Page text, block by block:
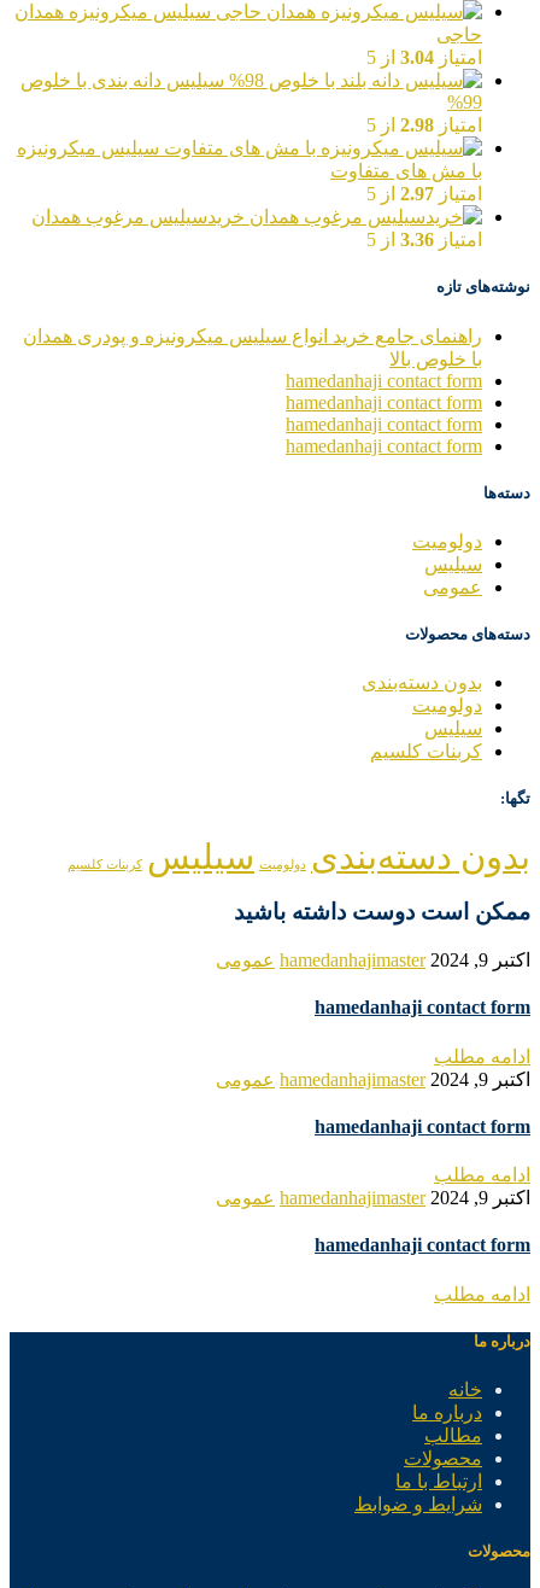
سیلیس میکرونیزه همدان
حاجی
امتیاز 3.04 از 5
سیلیس دانه بندی با خلوص
99%
امتیاز 2.98 از 5
سیلیس میکرونیزه
با مش های متفاوت
امتیاز 2.97 از 5
خریدسیلیس مرغوب همدان
امتیاز 3.36 از 5
نوشته‌های تازه
راهنمای جامع خرید انواع سیلیس میکرونیزه و پودری همدان
با خلوص بالا
hamedanhaji contact form
hamedanhaji contact form
hamedanhaji contact form
hamedanhaji contact form
دسته‌ها
دولومیت
سیلیس
عمومی
دسته‌های محصولات
بدون دسته‌بندی
دولومیت
سیلیس
کربنات کلسیم
تگها:
بدون دسته‌بندی دولومیت سیلیس کربنات کلسیم
ممکن است دوست داشته باشید
اکتبر 9, 2024 hamedanhajimaster عمومی
hamedanhaji contact form
ادامه مطلب
اکتبر 9, 2024
hamedanhajimaster عمومی
hamedanhaji contact form
ادامه مطلب
اکتبر 9, 2024
hamedanhajimaster عمومی
hamedanhaji contact form
ادامه مطلب
درباره ما
خانه
درباره ما
مطالب
محصولات
ارتباط با ما
شرایط و ضوابط
محصولات